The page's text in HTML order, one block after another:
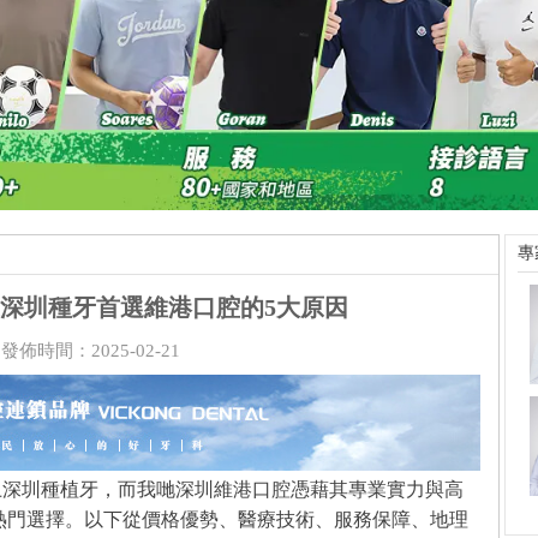
圳種牙首選維港口腔的5大原因
發佈時間：2025-02-21
圳種植牙 ，而我哋深圳維港口腔憑藉其專業實力與高
選擇。以下從價格優勢、醫療技術、服務保障、地理
專